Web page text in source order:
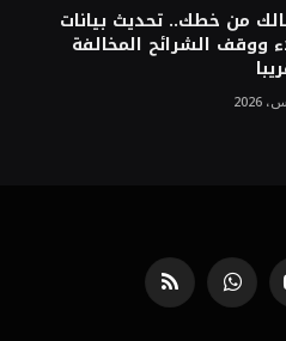
من خطك.. تحديث بيانات
ووقف الشرائح المخالفة
واتساب RSS